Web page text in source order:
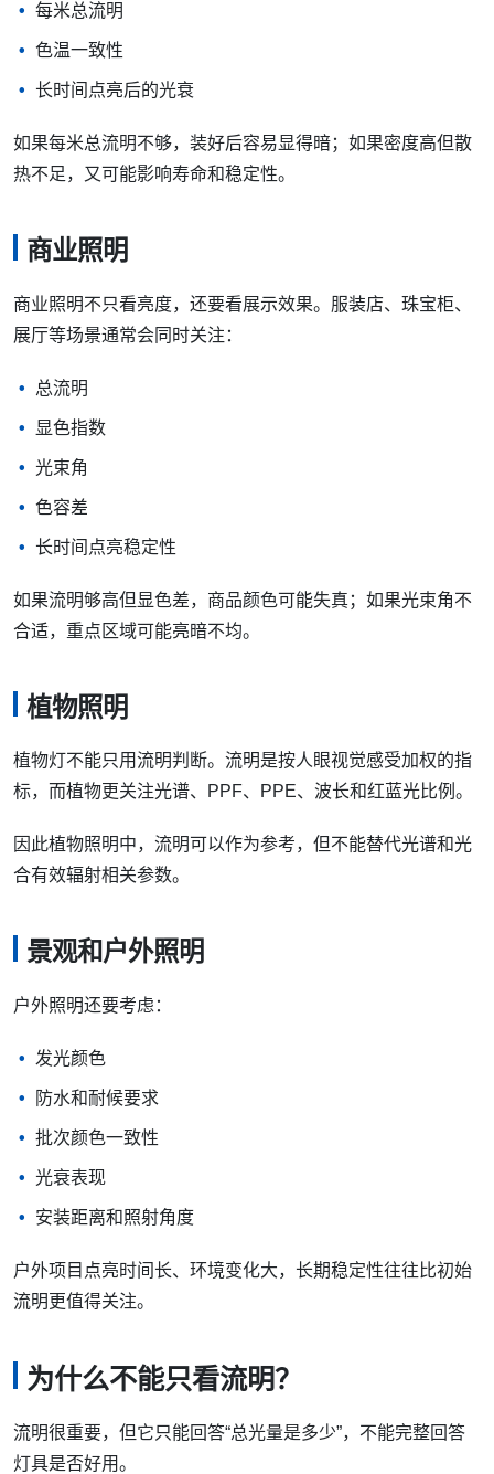
每米总流明
色温一致性
长时间点亮后的光衰
如果每米总流明不够，装好后容易显得暗；如果密度高但散
热不足，又可能影响寿命和稳定性。
商业照明
商业照明不只看亮度，还要看展示效果。服装店、珠宝柜、
展厅等场景通常会同时关注：
总流明
显色指数
光束角
色容差
长时间点亮稳定性
如果流明够高但显色差，商品颜色可能失真；如果光束角不
合适，重点区域可能亮暗不均。
植物照明
植物灯不能只用流明判断。流明是按人眼视觉感受加权的指
标，而植物更关注光谱、PPF、PPE、波长和红蓝光比例。
因此植物照明中，流明可以作为参考，但不能替代光谱和光
合有效辐射相关参数。
景观和户外照明
户外照明还要考虑：
发光颜色
防水和耐候要求
批次颜色一致性
光衰表现
安装距离和照射角度
户外项目点亮时间长、环境变化大，长期稳定性往往比初始
流明更值得关注。
为什么不能只看流明？
流明很重要，但它只能回答“总光量是多少”，不能完整回答
灯具是否好用。